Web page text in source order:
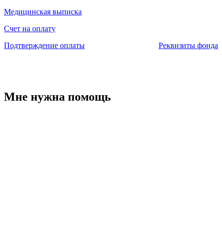
Медицинская выписка
Счет на оплату
Подтверждение оплаты
Реквизиты фонда
Мне нужна помощь